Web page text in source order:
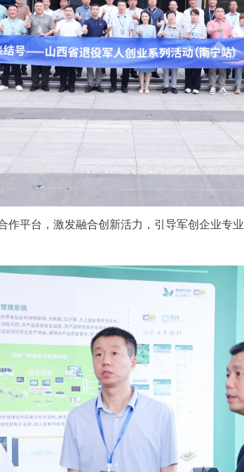
平台，激发融合创新活力，引导军创企业专